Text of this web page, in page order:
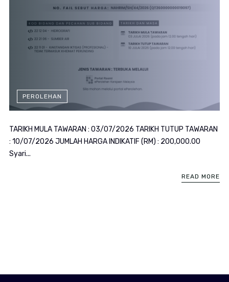
PEROLEHAN
TARIKH MULA TAWARAN : 03/07/2026 TARIKH TUTUP TAWARAN
: 10/07/2026 JUMLAH HARGA INDIKATIF (RM) : 200,000.00
Syari...
READ MORE